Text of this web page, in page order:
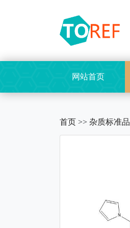
网站首页
首页 >> 杂质标准品